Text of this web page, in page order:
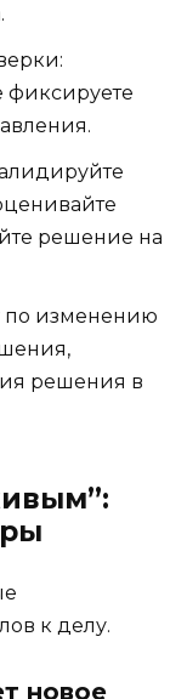
фиксируете
решение на
изменению
решения в
к делу.
новое